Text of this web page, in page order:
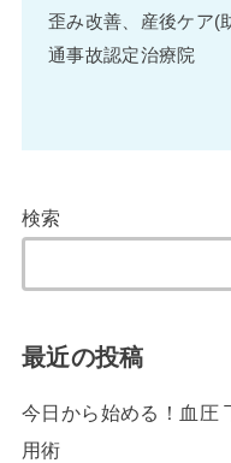
歪み改善、産後ケア(
通事故認定治療院
検索
最近の投稿
今日から始める！血圧
用術